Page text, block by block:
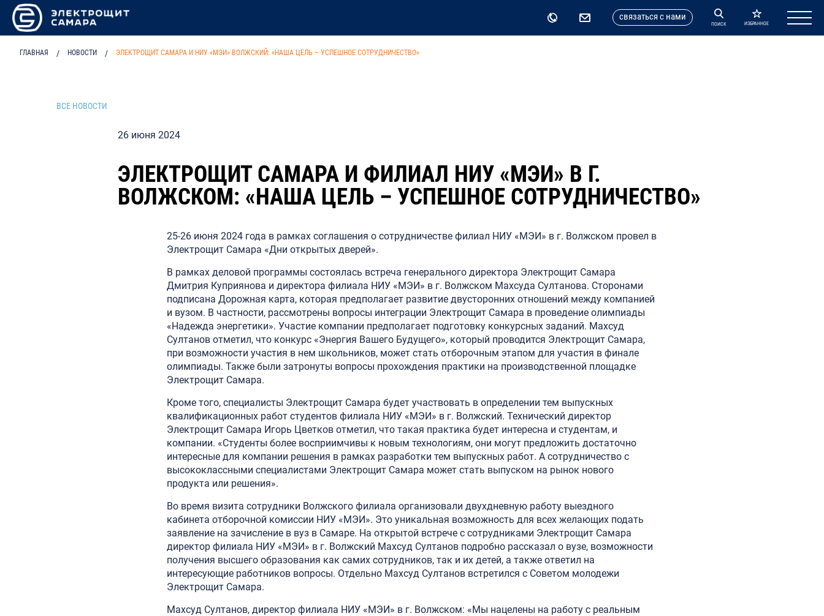
cвязаться с нами
ПОИСК ИЗБРАННОЕ
ГЛАВНАЯ / НОВОСТИ / ЭЛЕКТРОЩИТ САМАРА И НИУ «МЭИ» ВОЛЖСКИЙ: «НАША ЦЕЛЬ – УСПЕШНОЕ СОТРУДНИЧЕСТВО»
ВСЕ НОВОСТИ
26 июня 2024
ЭЛЕКТРОЩИТ САМАРА И ФИЛИАЛ НИУ «МЭИ» В Г.
ВОЛЖСКОМ: «НАША ЦЕЛЬ – УСПЕШНОЕ СОТРУДНИЧЕСТВО»
25-26 июня 2024 года в рамках соглашения о сотрудничестве филиал НИУ «МЭИ» в г. Волжском провел в
Электрощит Самара «Дни открытых дверей».
В рамках деловой программы состоялась встреча генерального директора Электрощит Самара
Дмитрия Куприянова и директора филиала НИУ «МЭИ» в г. Волжском Махсуда Султанова. Сторонами
подписана Дорожная карта, которая предполагает развитие двусторонних отношений между компанией
и вузом. В частности, рассмотрены вопросы интеграции Электрощит Самара в проведение олимпиады
«Надежда энергетики». Участие компании предполагает подготовку конкурсных заданий. Махсуд
Султанов отметил, что конкурс «Энергия Вашего Будущего», который проводится Электрощит Самара,
при возможности участия в нем школьников, может стать отборочным этапом для участия в финале
олимпиады. Также были затронуты вопросы прохождения практики на производственной площадке
Электрощит Самара.
Кроме того, специалисты Электрощит Самара будет участвовать в определении тем выпускных
квалификационных работ студентов филиала НИУ «МЭИ» в г. Волжский. Технический директор
Электрощит Самара Игорь Цветков отметил, что такая практика будет интересна и студентам, и
компании. «Студенты более восприимчивы к новым технологиям, они могут предложить достаточно
интересные для компании решения в рамках разработки тем выпускных работ. А сотрудничество с
высококлассными специалистами Электрощит Самара может стать выпуском на рынок нового
продукта или решения».
Во время визита сотрудники Волжского филиала организовали двухдневную работу выездного
кабинета отборочной комиссии НИУ «МЭИ». Это уникальная возможность для всех желающих подать
заявление на зачисление в вуз в Самаре. На открытой встрече с сотрудниками Электрощит Самара
директор филиала НИУ «МЭИ» в г. Волжский Махсуд Султанов подробно рассказал о вузе, возможности
получения высшего образования как самих сотрудников, так и их детей, а также ответил на
интересующие работников вопросы. Отдельно Махсуд Султанов встретился с Советом молодежи
Электрощит Самара.
Махсуд Султанов, директор филиала НИУ «МЭИ» в г. Волжском: «Мы нацелены на работу с реальным